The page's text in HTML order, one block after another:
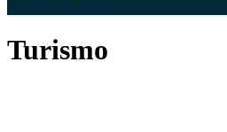
Turismo